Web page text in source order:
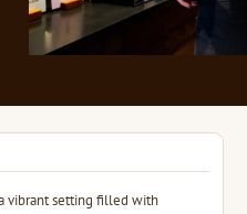
vibrant setting filled with